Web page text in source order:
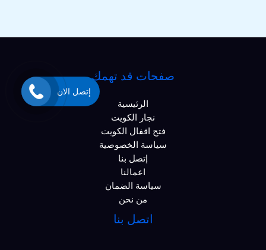
صفحات قد تهمك
الرئيسية
نجار الكويت
فتح اقفال الكويت
سياسة الخصوصية
إتصل بنا
اعمالنا
سياسة الضمان
من نحن
اتصل بنا
إتصل الان